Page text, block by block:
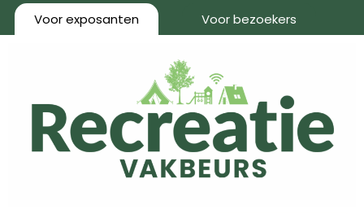
Voor exposanten Voor bezoekers